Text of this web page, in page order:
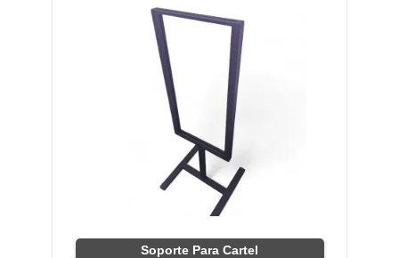
Soporte Para Cartel